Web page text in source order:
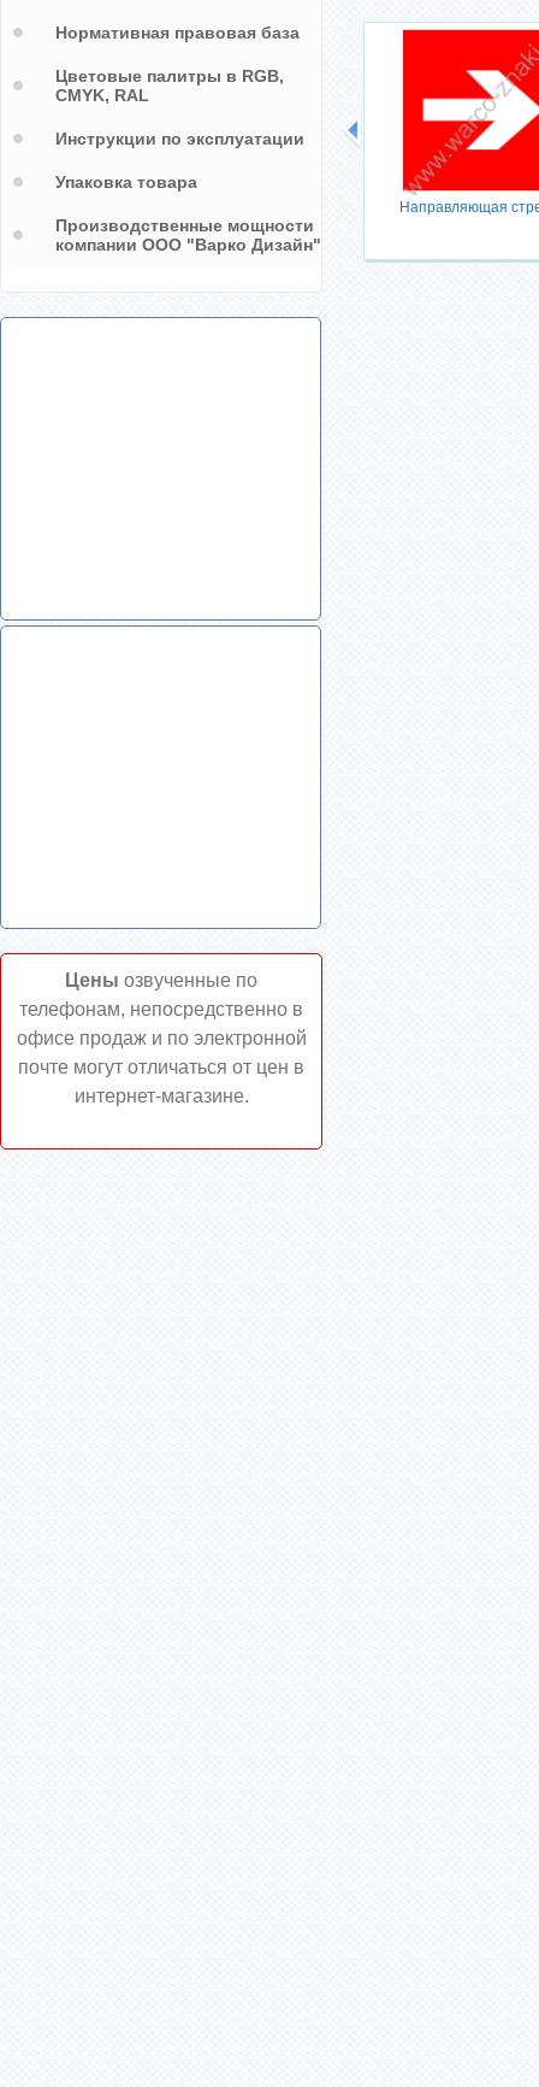
Направляющая
Нормативная правовая база
Цветовые палитры в RGB,
CMYK, RAL
Инструкции по эксплуатации
Упаковка товара
Производственные мощности
компании ООО "Варко Дизайн"
Цены озвученные по
телефонам, непосредственно в
офисе продаж и по электронной
почте могут отличаться от цен в
интернет-магазине.